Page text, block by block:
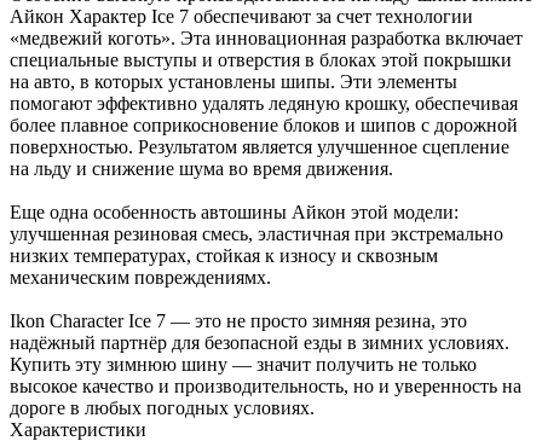
Айкон Характер Ice 7 обеспечивают за счет технологии
«медвежий коготь». Эта инновационная разработка включает
специальные выступы и отверстия в блоках этой покрышки
на авто, в которых установлены шипы. Эти элементы
помогают эффективно удалять ледяную крошку, обеспечивая
более плавное соприкосновение блоков и шипов с дорожной
поверхностью. Результатом является улучшенное сцепление
на льду и снижение шума во время движения.
Еще одна особенность автошины Айкон этой модели:
улучшенная резиновая смесь, эластичная при экстремально
низких температурах, стойкая к износу и сквозным
механическим повреждениямх.
Ikon Character Ice 7 — это не просто зимняя резина, это
надёжный партнёр для безопасной езды в зимних условиях.
Купить эту зимнюю шину — значит получить не только
высокое качество и производительность, но и уверенность на
дороге в любых погодных условиях.
Характеристики